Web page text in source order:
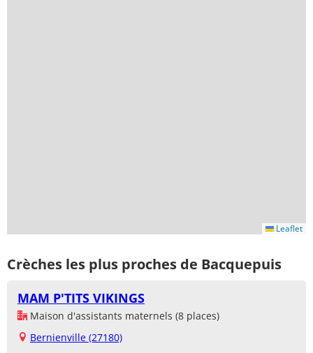
Leaflet
Crèches les plus proches de Bacquepuis
MAM P'TITS VIKINGS
Maison d'assistants maternels (8 places)
Bernienville (27180)